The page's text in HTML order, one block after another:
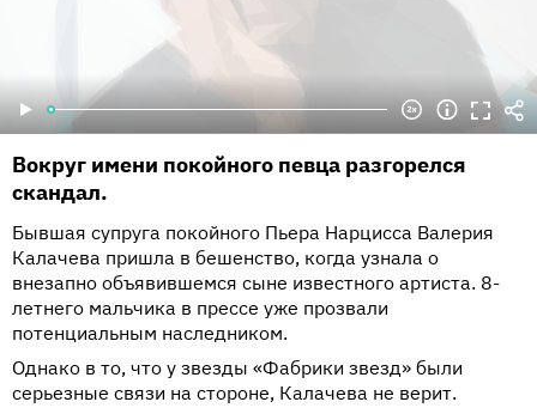
Вокруг имени покойного певца разгорелся
скандал.
Бывшая супруга покойного Пьера Нарцисса Валерия
Калачева пришла в бешенство, когда узнала о
внезапно объявившемся сыне известного артиста. 8-
летнего мальчика в прессе уже прозвали
потенциальным наследником.
Однако в то, что у звезды «Фабрики звезд» были
серьезные связи на стороне, Калачева не верит.